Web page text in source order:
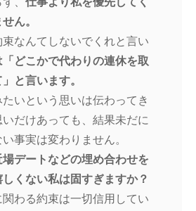
ん。
なんてしないでくれと言い
「どこかで代わりの連休を取
と言います。
いという思いは伝わってき
いだけあっても、結果未だに
事実は変わりません。
デートなどの埋め合わせを
くない私は固すぎますか？
関わる約束は一切信用してい